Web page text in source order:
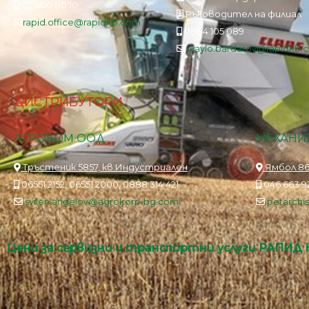
02 400 80 10
rapid.office@rapidkb.com
Ръководител на филиал
0884 105 089
ДИСТРИБУТОРИ
АГРОКОМ ООД
Тръстеник 5857, кв.Индустриален
06551 2152, 06551 2000, 0888 314 421
svilen.angelov@agrokom-bg.com
Ямбол
046 663
Цени за сервизни и транспортни услуги РАПИД